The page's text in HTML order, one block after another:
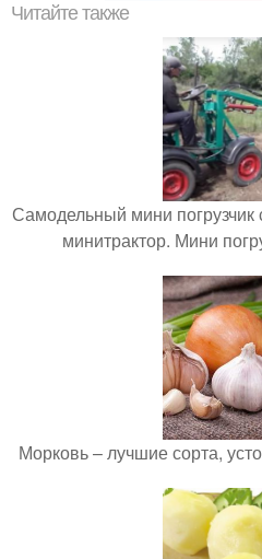
Читайте также
Самодельный мини
минитрактор. Мини
Морковь – лучшие сорта,